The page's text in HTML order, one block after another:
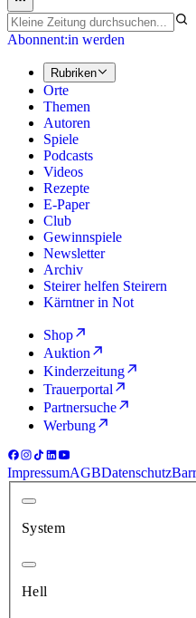
Abonnent:in werden
Rubriken
Orte
Themen
Autoren
Spiele
Podcasts
Videos
Rezepte
E-Paper
Club
Gewinnspiele
Newsletter
Archiv
Steirer helfen Steirern
Kärntner in Not
Shop
Auktion
Kinderzeitung
Trauerportal
Partnersuche
Werbung
ImpressumAGBDatenschutz
System
Hell